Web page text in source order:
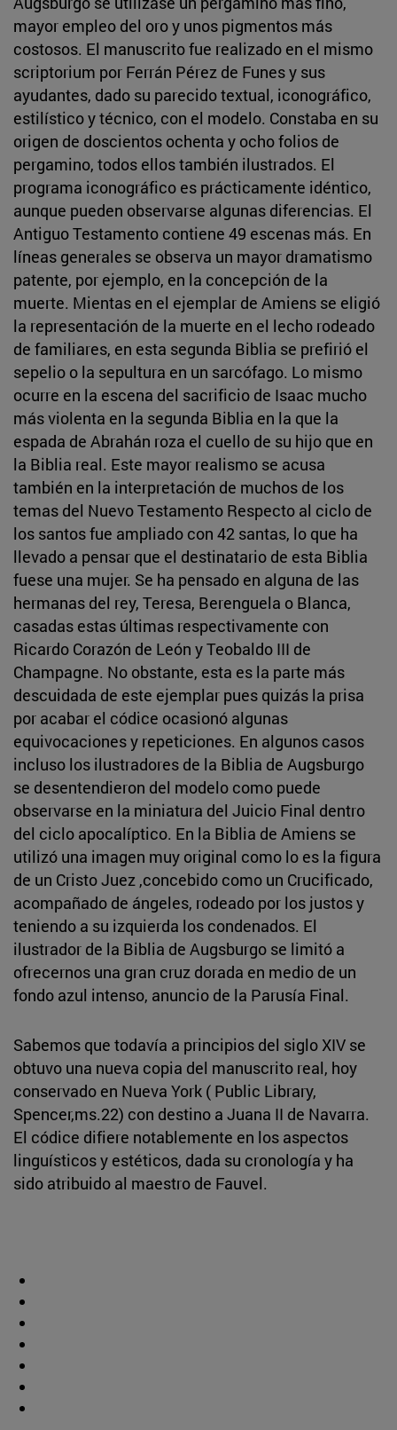
mayor empleo del oro y unos pigmentos más
costosos. El manuscrito fue realizado en el mismo
scriptorium por Ferrán Pérez de Funes y sus
ayudantes, dado su parecido textual, iconográfico,
estilístico y técnico, con el modelo. Constaba en su
origen de doscientos ochenta y ocho folios de
pergamino, todos ellos también ilustrados. El
programa iconográfico es prácticamente idéntico,
aunque pueden observarse algunas diferencias. El
Antiguo Testamento contiene 49 escenas más. En
líneas generales se observa un mayor dramatismo
patente, por ejemplo, en la concepción de la
muerte. Mientas en el ejemplar de Amiens se eligió
la representación de la muerte en el lecho rodeado
de familiares, en esta segunda Biblia se prefirió el
sepelio o la sepultura en un sarcófago. Lo mismo
ocurre en la escena del sacrificio de Isaac mucho
más violenta en la segunda Biblia en la que la
espada de Abrahán roza el cuello de su hijo que en
la Biblia real. Este mayor realismo se acusa
también en la interpretación de muchos de los
temas del Nuevo Testamento Respecto al ciclo de
los santos fue ampliado con 42 santas, lo que ha
llevado a pensar que el destinatario de esta Biblia
fuese una mujer. Se ha pensado en alguna de las
hermanas del rey, Teresa, Berenguela o Blanca,
casadas estas últimas respectivamente con
Ricardo Corazón de León y Teobaldo III de
Champagne. No obstante, esta es la parte más
descuidada de este ejemplar pues quizás la prisa
por acabar el códice ocasionó algunas
equivocaciones y repeticiones. En algunos casos
incluso los ilustradores de la Biblia de Augsburgo
se desentendieron del modelo como puede
observarse en la miniatura del Juicio Final dentro
del ciclo apocalíptico. En la Biblia de Amiens se
utilizó una imagen muy original como lo es la figura
de un Cristo Juez ,concebido como un Crucificado,
acompañado de ángeles, rodeado por los justos y
teniendo a su izquierda los condenados. El
ilustrador de la Biblia de Augsburgo se limitó a
ofrecernos una gran cruz dorada en medio de un
fondo azul intenso, anuncio de la Parusía Final.
Sabemos que todavía a principios del siglo XIV se
obtuvo una nueva copia del manuscrito real, hoy
conservado en Nueva York ( Public Library,
Spencer,ms.22) con destino a Juana II de Navarra.
El códice difiere notablemente en los aspectos
linguísticos y estéticos, dada su cronología y ha
sido atribuido al maestro de Fauvel.